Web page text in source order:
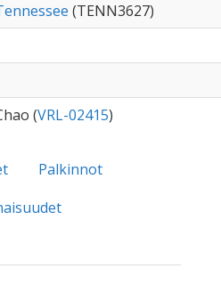
(TENN3627)
(VRL-02415)
Palkinnot